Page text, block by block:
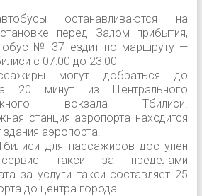
останавливаются на
перед Залом прибытия,
№ 37 ездит по маршруту —
с 07:00 до 23:00
могут добраться до
20 минут из Центрального
вокзала Тбилиси.
станция аэропорта находится
аэропорта.
для пассажиров доступен
такси за пределами
за услуги такси составляет 25
до центра города.